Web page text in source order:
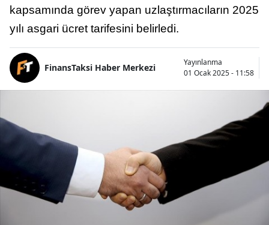
kapsamında görev yapan uzlaştırmacıların 2025
yılı asgari ücret tarifesini belirledi.
FinansTaksi Haber Merkezi
Yayınlanma
01 Ocak 2025 - 11:58